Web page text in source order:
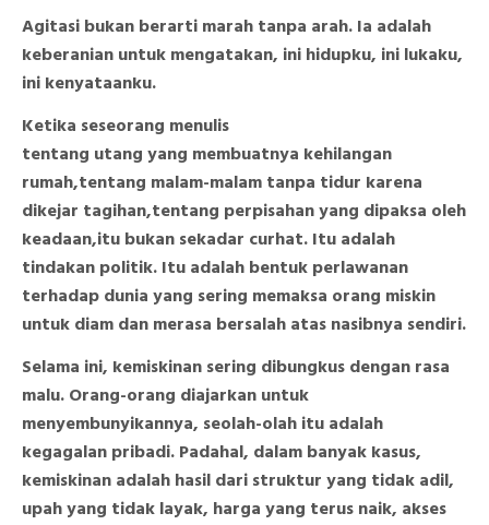
Agitasi bukan berarti marah tanpa arah. Ia adalah
keberanian untuk mengatakan, ini hidupku, ini lukaku,
ini kenyataanku.
Ketika seseorang menulis
tentang utang yang membuatnya kehilangan
rumah,tentang malam-malam tanpa tidur karena
dikejar tagihan,tentang perpisahan yang dipaksa oleh
keadaan,itu bukan sekadar curhat. Itu adalah
tindakan politik. Itu adalah bentuk perlawanan
terhadap dunia yang sering memaksa orang miskin
untuk diam dan merasa bersalah atas nasibnya sendiri.
Selama ini, kemiskinan sering dibungkus dengan rasa
malu. Orang-orang diajarkan untuk
menyembunyikannya, seolah-olah itu adalah
kegagalan pribadi. Padahal, dalam banyak kasus,
kemiskinan adalah hasil dari struktur yang tidak adil,
upah yang tidak layak, harga yang terus naik, akses